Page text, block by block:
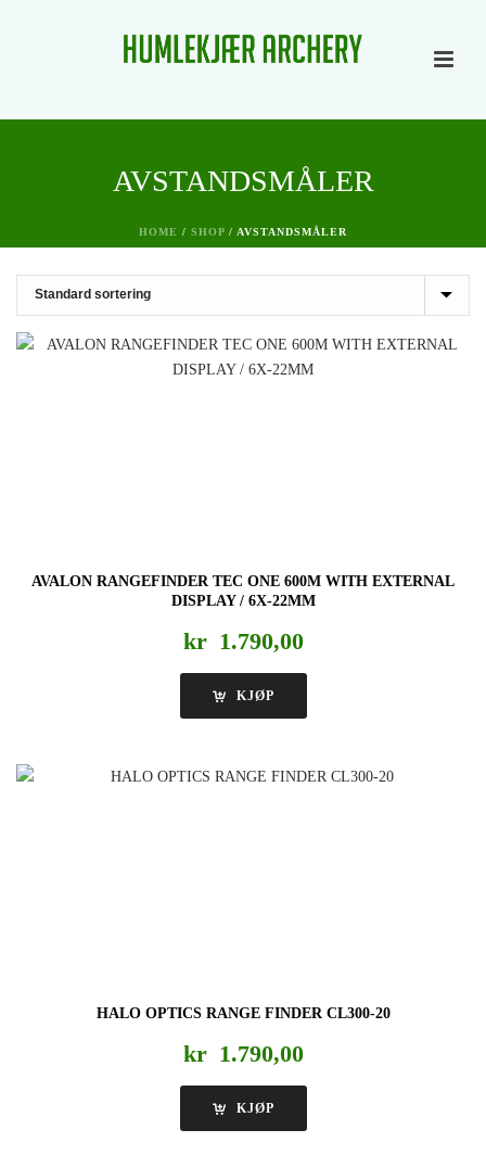
AVSTANDSMÅLER
HOME / SHOP / AVSTANDSMÅLER
AVALON RANGEFINDER TEC ONE 600M WITH EXTERNAL
DISPLAY / 6X-22MM
kr 1.790,00
KJØP
HALO OPTICS RANGE FINDER CL300-20
kr 1.790,00
KJØP